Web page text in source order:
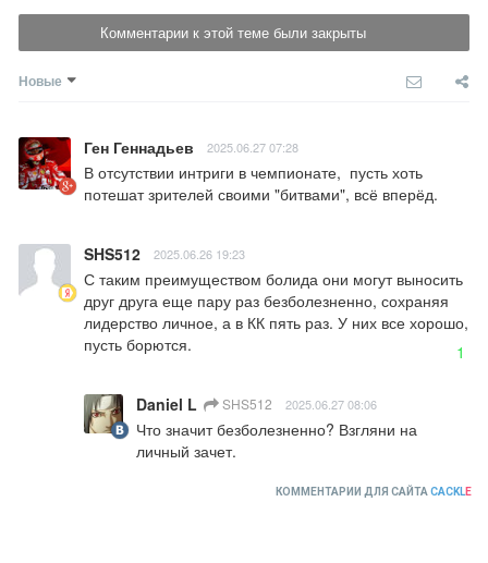
Комментарии к этой теме были закрыты
Новые
Ген Геннадьев 2025.06.27 07:28
В отсутствии интриги в чемпионате,  пусть хоть
потешат зрителей своими "битвами", всё вперёд.
SHS512 2025.06.26 19:23
С таким преимуществом болида они могут выносить
друг друга еще пару раз безболезненно, сохраняя
лидерство личное, а в КК пять раз. У них все хорошо,
пусть борются.
1
Daniel L SHS512 2025.06.27 08:06
Что значит безболезненно? Взгляни на
личный зачет.
КОММЕНТАРИИ ДЛЯ САЙТА CACKLE